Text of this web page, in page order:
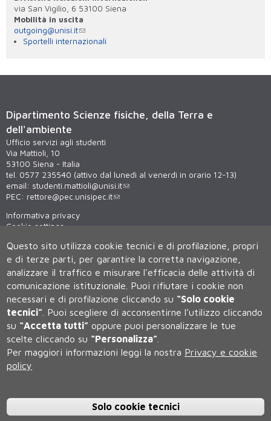
via San Vigilio, 6 53100 Siena
Mobilità in uscita
outgoing@unisi.it
Sportelli internazionali
Dipartimento Scienze fisiche, della Terra e
dell'ambiente
Ufficio servizi agli studenti
Via Mattioli, 10
53100 Siena - Italia
tel. 0577 235540 (attivo dal lunedì al venerdì in orario 12-13)
email: studenti.mattioli@unisi.it
PEC: rettore@pec.unisipec.it
Informativa privacy
Cookie settings
Virtual tour
WiFi - unisiWireless
Università degli Studi di Siena
Rettorato, via Banchi di Sotto 55, 53100 Siena ITALIA
P.IVA 00273530527 | C.F. 80002070524 | Caselle Pec:
0577 235555 (dal lunedì al venerdì dalle 9.30 alle 10.30)
Questo sito utilizza cookie tecnici e di profilazione, propri
e di terze parti, per garantire la corretta navigazione,
analizzare il traffico e misurare l'efficacia delle attività di
comunicazione istituzionale. Puoi rifiutare i cookie non
necessari e di profilazione cliccando su “Solo cookie
tecnici” Puoi scegliere di acconsentirne l’utilizzo cliccando
su “Accetta tutti” oppure puoi personalizzare le tue
scelte cliccando su “Personalizza”
Per maggiori informazioni leggi la nostra Privacy e cookie
policy
Solo cookie tecnici